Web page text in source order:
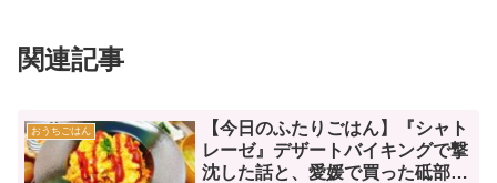
関連記事
おうちごはん
【今日のふたりごはん】『シャト
レーゼ』デザートバイキングで撃
沈した話と、愛媛で買った砥部焼